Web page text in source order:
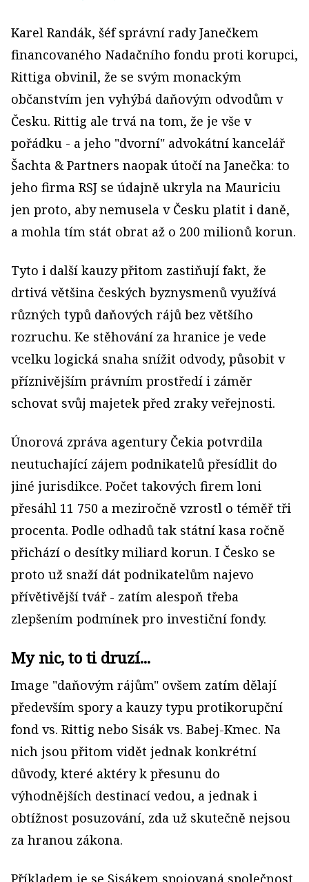
Karel Randák, šéf správní rady Janečkem
financovaného Nadačního fondu proti korupci,
Rittiga obvinil, že se svým monackým
občanstvím jen vyhýbá daňovým odvodům v
Česku. Rittig ale trvá na tom, že je vše v
pořádku - a jeho "dvorní" advokátní kancelář
Šachta & Partners naopak útočí na Janečka: to
jeho firma RSJ se údajně ukryla na Mauriciu
jen proto, aby nemusela v Česku platit i daně,
a mohla tím stát obrat až o 200 milionů korun.
Tyto i další kauzy přitom zastiňují fakt, že
drtivá většina českých byznysmenů využívá
různých typů daňových rájů bez většího
rozruchu. Ke stěhování za hranice je vede
vcelku logická snaha snížit odvody, působit v
příznivějším právním prostředí i záměr
schovat svůj majetek před zraky veřejnosti.
Únorová zpráva agentury Čekia potvrdila
neutuchající zájem podnikatelů přesídlit do
jiné jurisdikce. Počet takových firem loni
přesáhl 11 750 a meziročně vzrostl o téměř tři
procenta. Podle odhadů tak státní kasa ročně
přichází o desítky miliard korun. I Česko se
proto už snaží dát podnikatelům najevo
přívětivější tvář - zatím alespoň třeba
zlepšením podmínek pro investiční fondy.
My nic, to ti druzí...
Image "daňovým rájům" ovšem zatím dělají
především spory a kauzy typu protikorupční
fond vs. Rittig nebo Sisák vs. Babej-Kmec. Na
nich jsou přitom vidět jednak konkrétní
důvody, které aktéry k přesunu do
výhodnějších destinací vedou, a jednak i
obtížnost posuzování, zda už skutečně nejsou
za hranou zákona.